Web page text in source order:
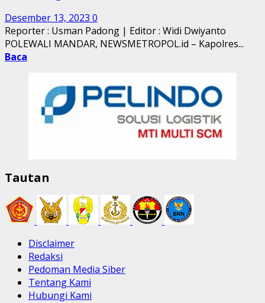
Desember 13, 2023 0
Reporter : Usman Padong | Editor : Widi Dwiyanto
POLEWALI MANDAR, NEWSMETROPOL.id – Kapolres...
Baca
Tautan
Disclaimer
Redaksi
Pedoman Media Siber
Tentang Kami
Hubungi Kami